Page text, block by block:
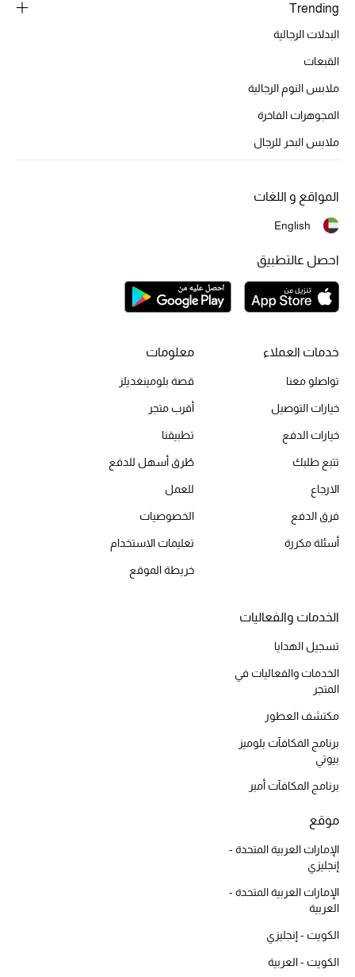
ركن أناقة المنتجعات
جميع إصدارتنا النسائية
الحب للمحلي
الملابس الرياضية النسائية
تشكيلة الأعراس
ركن الفخامة
جميع الملابس النسائية
جميع الأحذية النسائية
جميع الحقائب النسائية
موضة نسائية
تسوقوا للنساء
الموسم الجديد
الحقائب النسائية
دليل ملتزمات الحقائب
حقائب رجالية
حقائب الأطفال
أبرز المصممين
Trending
البدلات الرجالية
القبعات
ملابس النوم الرجالية
المجوهرات الفاخرة
ملابس البحر للرجال
خدمات العملاء
تواصلو معنا
خيارات التوصيل
خيارات الدفع
تتبع طلبك
الارجاع
فرق الدفع
أسئلة مكررة
معلومات
قصة بلومينغديلز
أقرب متجر
تطبيقنا
طُرق أسهل للدفع
للعمل
الخصوصيات
تعليمات الاستخدام
خريطة الموقع
الخدمات والفعاليات
تسجيل الهدايا
الخدمات والفعاليات في
المتجر
مكتشف العطور
برنامج المكافآت بلوميز
بيوتي
برنامج المكافآت أمبر
موقع
الإمارات العربية المتحدة -
إنجليزي
الإمارات العربية المتحدة -
العربية
الكويت - إنجليزي
الكويت - العربية
المواقع و اللغات
English
احصل عالتطبيق